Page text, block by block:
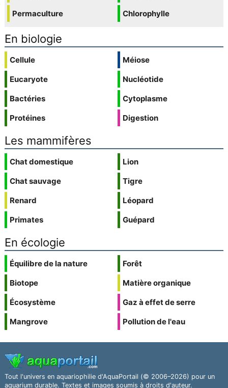
Permaculture
Chlorophylle
En biologie
Cellule
Eucaryote
Bactéries
Protéines
Méiose
Nucléotide
Cytoplasme
Digestion
Les mammifères
Chat domestique
Chat sauvage
Renard
Primates
Lion
Tigre
Léopard
Guépard
En écologie
Équilibre de la nature
Biotope
Écosystème
Mangrove
Forêt
Matière organique
Gaz à effet de serre
Pollution de l'eau
Tout l'univers en aquariophilie d'AquaPortail (© 2006–2026) pour un
aquarium durable. Textes et images soumis à droits d'auteur.